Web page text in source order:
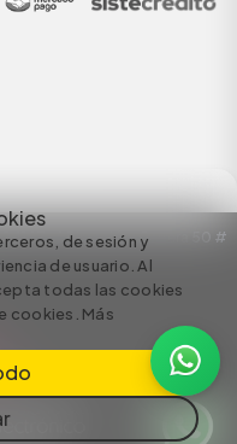
de sesión y
de usuario. Al
todas las cookies
cookies. Más
6 Dirección: Carrera 50 #